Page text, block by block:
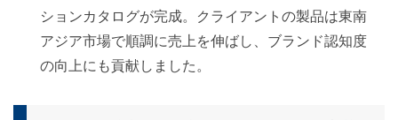
ションカタログが完成。クライアントの製品は東南
アジア市場で順調に売上を伸ばし、ブランド認知度
の向上にも貢献しました。